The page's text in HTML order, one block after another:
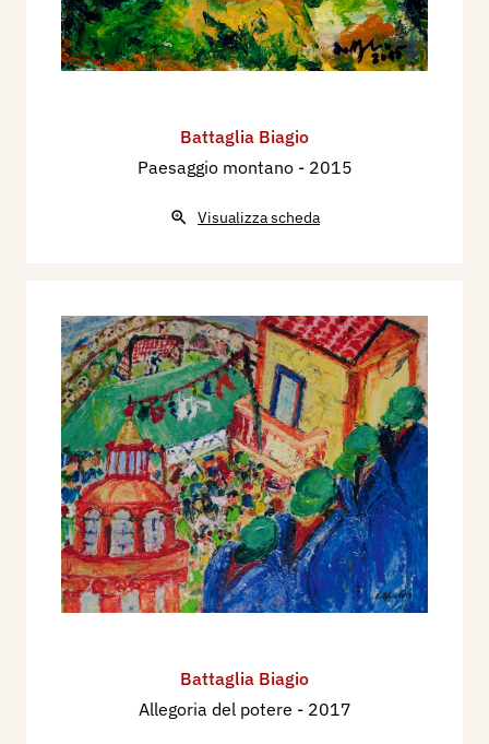
Battaglia Biagio
Paesaggio montano - 2015
Visualizza scheda
Battaglia Biagio
Allegoria del potere - 2017